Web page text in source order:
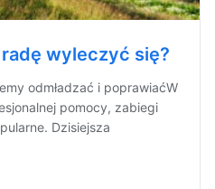
wyleczyć się?
odmładzać i poprawiaćW
pomocy, zabiegi
Dzisiejsza